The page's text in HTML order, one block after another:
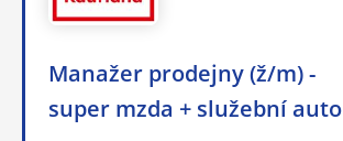
Manažer prodejny (ž/m) -
super mzda + služební auto